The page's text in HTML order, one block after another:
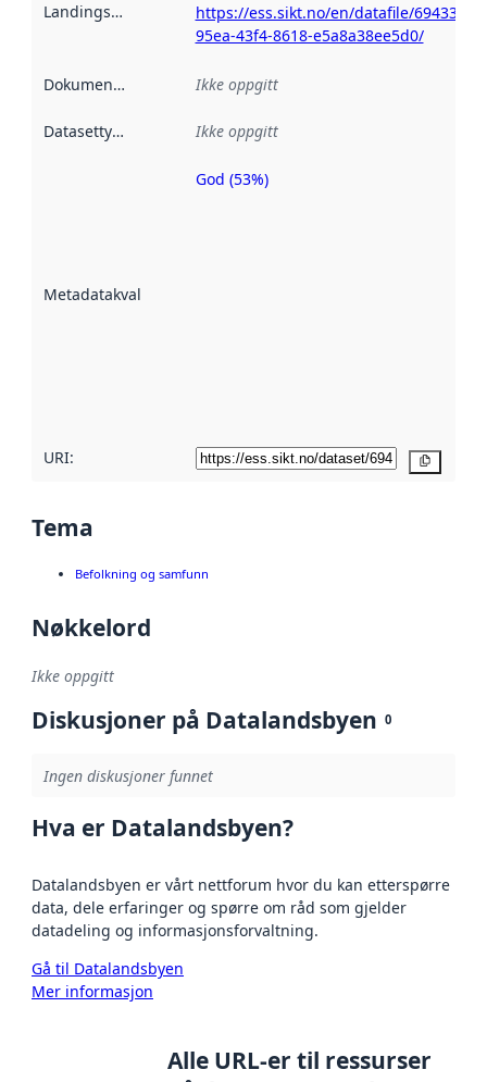
Landingsside
https://ess.sikt.no/en/datafile/
95ea-43f4-8618-e5a8a38ee5d0/
Dokumentasjon Ikke oppgitt
Datasettype Ikke oppgitt
Metadatakvalitet
Metadatakvalitet
God (53%)
URI:
Tema
Befolkning og samfunn
Nøkkelord
Ikke oppgitt
Diskusjoner på Datalandsbyen 0
Ingen diskusjoner funnet
Hva er Datalandsbyen?
Datalandsbyen er vårt nettforum hvor du kan etterspørre
data, dele erfaringer og spørre om råd som gjelder
datadeling og informasjonsforvaltning.
Gå til Datalandsbyen
Mer informasjon
Alle URL-er til ressurser